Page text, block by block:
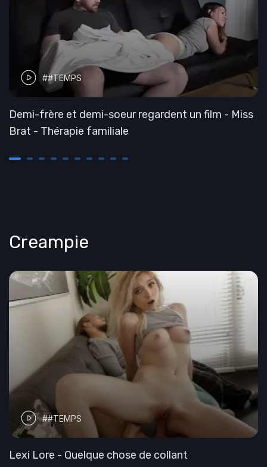
##TEMPS
Demi-frère et demi-soeur regardent un film - Miss
Brat - Thérapie familiale
Creampie
##TEMPS
Lexi Lore - Quelque chose de collant